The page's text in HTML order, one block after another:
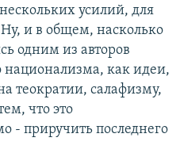
усилий, для
Ну, и в общем, насколько
одним из авторов
национализма, как идеи,
теократии, салафизму,
что это
- приручить последнего